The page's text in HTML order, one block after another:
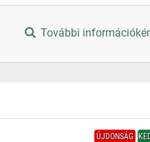
További
ÚJDONSÁG